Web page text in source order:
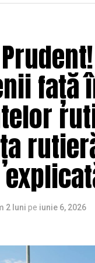
față
2 luni pe iunie 6, 2026